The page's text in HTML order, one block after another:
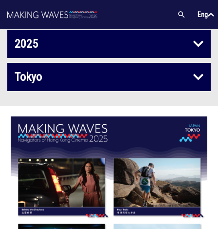
Eng
Eng 中文
2025
2025
2023
2022
Tokyo
Lisbon
Paris
Berlin
Seoul
Tokyo